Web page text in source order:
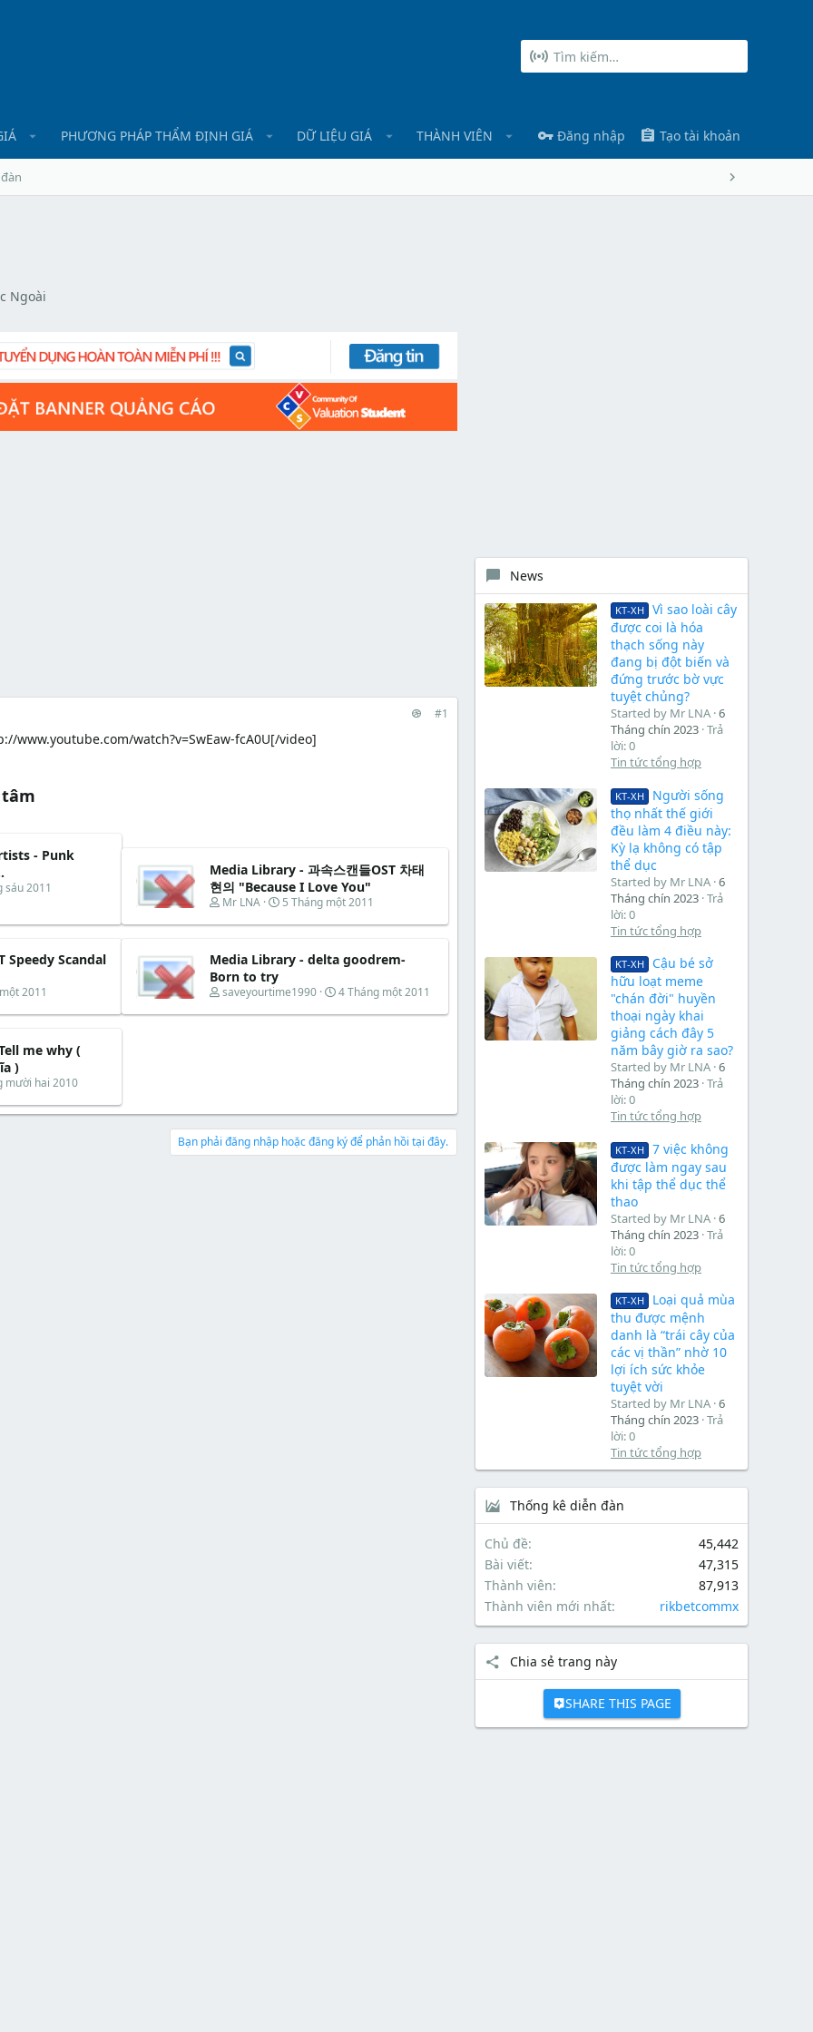
PHƯƠNG PHÁP THẨM ĐỊNH GIÁ DỮ LIỆU GIÁ THÀNH VIÊN Đăng nhập Tạo tài khoản
Ngoài
#1
www.youtube.com/watch?v=SwEaw-fcA0U[/video]
- Punk
sáu 2011
Media Library - 과속스캔들OST 차태
현의 "Because I Love You"
T
r
a
d
s
a
Mr LNA
N
à
b
t
ầ
5 Tháng một 2011
Speedy Scandal
2011
Media Library - delta goodrem-
Born to try
T
r
e
saveyourtime1990
N
à
4 Tháng một 2011
me why (
)
mười hai 2010
Bạn phải đăng nhập hoặc đăng ký để phản hồi tại đây.
News
KT-XH
Vì sao loài cây
được coi là hóa
thạch sống này
đang bị đột biến và
đứng trước bờ vực
tuyệt chủng?
Started by Mr LNA 6
Tháng chín 2023 Trả
lời: 0
Tin tức tổng hợp
KT-XH
Người sống
thọ nhất thế giới
đều làm 4 điều này:
Kỳ lạ không có tập
thể dục
Started by Mr LNA 6
Tháng chín 2023 Trả
lời: 0
Tin tức tổng hợp
KT-XH
Cậu bé sở
hữu loạt meme
"chán đời" huyền
thoại ngày khai
giảng cách đây 5
năm bây giờ ra sao?
Started by Mr LNA 6
Tháng chín 2023 Trả
lời: 0
Tin tức tổng hợp
KT-XH
7 việc không
được làm ngay sau
khi tập thể dục thể
thao
Started by Mr LNA 6
Tháng chín 2023 Trả
lời: 0
Tin tức tổng hợp
KT-XH
Loại quả mùa
thu được mệnh
danh là “trái cây của
các vị thần” nhờ 10
lợi ích sức khỏe
tuyệt vời
Started by Mr LNA 6
Tháng chín 2023 Trả
lời: 0
Tin tức tổng hợp
Thống kê diễn đàn
Chủ đề
45,442
Bài viết
47,315
Thành viên
87,913
Thành viên mới nhất
rikbetcommx
Chia sẻ trang này
SHARE THIS PAGE